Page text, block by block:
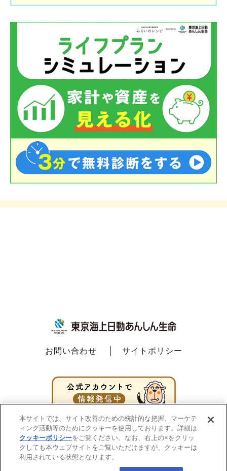
お問い合わせ サイトポリシー
本サイトでは、サイト改善のための統計的な把握、マーケテ
ィング活動等のためにクッキーを使用しております。詳細は
クッキーポリシーをご覧ください。なお、右上の×をクリッ
クしても本ウェブサイトをご覧いただけますが、クッキーは
利用されている状態となります。